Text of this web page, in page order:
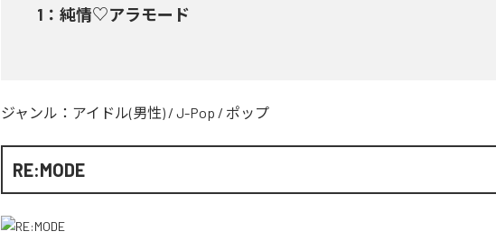
1 ： 純情♡アラモード
ジャンル： アイドル(男性) / J-Pop / ポップ
RE:MODE